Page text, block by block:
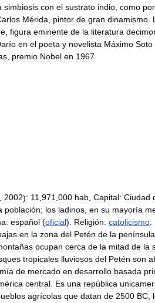
simbiosis con el sustrato indio como por
Mérida pintor de gran dinamismo
figura eminente de la literatura
en el poeta y novelista Máximo Soto
premio Nobel en 1967
2002): 11 971 000 hab Capital: Ciudad
población; los ladinos, en su mayoría
español (oficial). Religión: catolicismo.
en la zona del Petén de la península
ocupan cerca de la mitad de la
tropicales lluviosos del Petén son
de mercado en desarrollo basada
central. Es una república
agrícolas que datan de 2500 BC,